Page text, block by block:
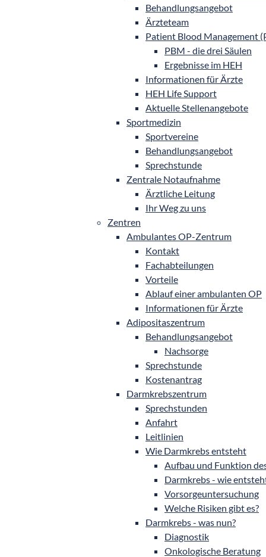
Behandlungsangebot
Ärzteteam
Patient Blood Management
PBM - die drei Säulen
Ergebnisse im HEH
Informationen für Ärzte
HEH Life Support
Aktuelle Stellenangebote
Sportmedizin
Sportvereine
Behandlungsangebot
Sprechstunde
Zentrale Notaufnahme
Ärztliche Leitung
Ihr Weg zu uns
Zentren
Ambulantes OP-Zentrum
Kontakt
Fachabteilungen
Vorteile
Ablauf einer ambulanten OP
Informationen für Ärzte
Adipositaszentrum
Behandlungsangebot
Nachsorge
Sprechstunde
Kostenantrag
Darmkrebszentrum
Sprechstunden
Anfahrt
Leitlinien
Wie Darmkrebs entsteht
Aufbau und Funktion
Darmkrebs - wie
Vorsorgeuntersuchung
Welche Risiken gibt es?
Darmkrebs - was nun?
Diagnostik
Onkologische Beratung